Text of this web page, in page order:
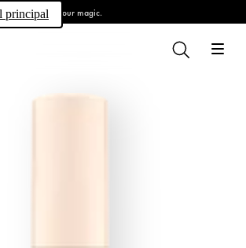
principalOwn your magic.